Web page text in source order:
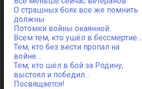
О страшных боях все же помнить
должны
Потомки войны окаянной.
Всем тем, кто ушёл в бессмертие…
Тем, кто без вести пропал на
войне…
Тем, кто шёл в бой за Родину,
выстоял и победил…
Посвящается!